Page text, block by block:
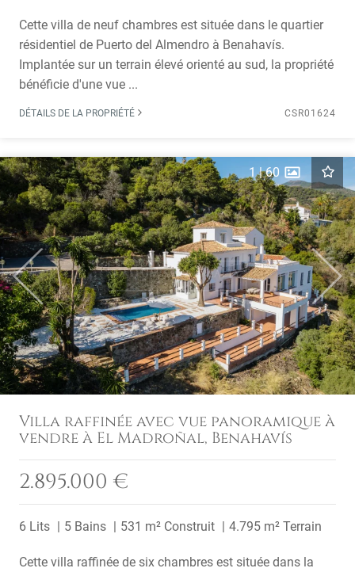
Cette villa de neuf chambres est située dans le quartier
résidentiel de Puerto del Almendro à Benahavís.
Implantée sur un terrain élevé orienté au sud, la propriété
bénéficie d'une vue ...
DÉTAILS DE LA PROPRIÉTÉ CSR01624
Previous Next
1|60
Villa raffinée avec vue panoramique à
vendre à El Madroñal, Benahavís
2.895.000 €
6 Lits 5 Bains 531 m² Construit 4.795 m² Terrain
Cette villa raffinée de six chambres est située dans la